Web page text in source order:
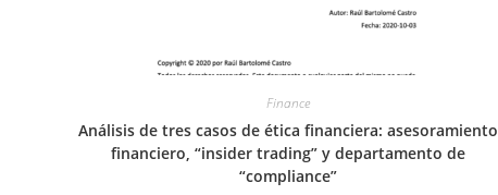
Finance
Análisis de tres casos de ética financiera: asesoramiento
financiero, “insider trading” y departamento de
“compliance”